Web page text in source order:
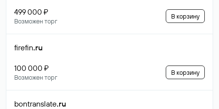
499 000 ₽
Возможен торг
В корзину
firefin.ru
100 000 ₽
Возможен торг
В корзину
bontranslate.ru